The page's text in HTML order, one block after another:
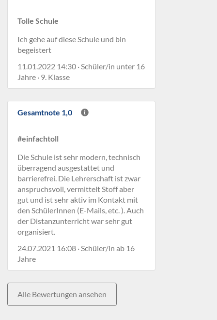
Tolle Schule
Ich gehe auf diese Schule und bin
begeistert
11.01.2022 14:30 · Schüler/in unter 16
Jahre · 9. Klasse
Gesamtnote 1,0
#einfachtoll
Die Schule ist sehr modern, technisch
überragend ausgestattet und
barrierefrei. Die Lehrerschaft ist zwar
anspruchsvoll, vermittelt Stoff aber
gut und ist sehr aktiv im Kontakt mit
den SchülerInnen (E-Mails, etc. ). Auch
der Distanzunterricht war sehr gut
organisiert.
24.07.2021 16:08 · Schüler/in ab 16
Jahre
Alle Bewertungen ansehen